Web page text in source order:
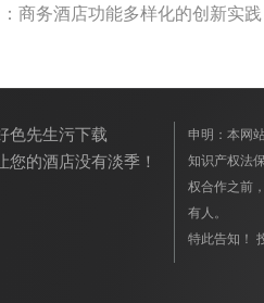
：商务酒店功能多样化的创新实践
色先生污下载
您的酒店没有淡季！
申明：本
知识产权法保
权合作之前
有人。
特此告知！